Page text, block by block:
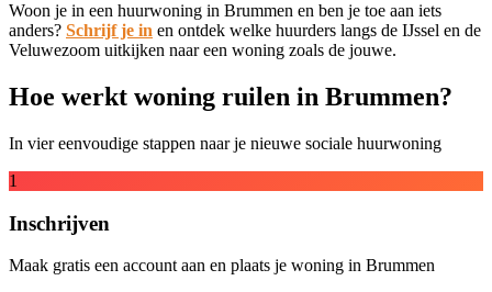
Woon je in een huurwoning in Brummen en ben je toe aan iets
anders? Schrijf je in en ontdek welke huurders langs de IJssel en de
Veluwezoom uitkijken naar een woning zoals de jouwe.
Hoe werkt woning ruilen in Brummen?
In vier eenvoudige stappen naar je nieuwe sociale huurwoning
1
Inschrijven
Maak gratis een account aan en plaats je woning in Brummen